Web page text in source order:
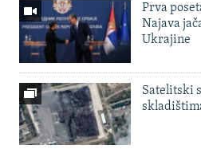
Prva
Najava
Ukrajine
Satelitski